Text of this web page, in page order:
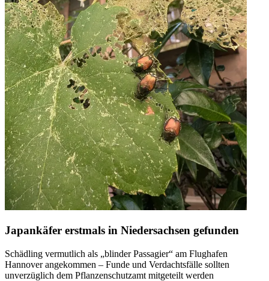
Japankäfer erstmals in Niedersachsen gefunden
Schädling vermutlich als „blinder Passagier“ am Flughafen
Hannover angekommen – Funde und Verdachtsfälle sollten
unverzüglich dem Pflanzenschutzamt mitgeteilt werden